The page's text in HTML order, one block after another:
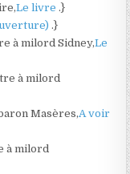
Le livre .}
.}
à milord Sidney,Le
à milord
Masères,A voir
à milord